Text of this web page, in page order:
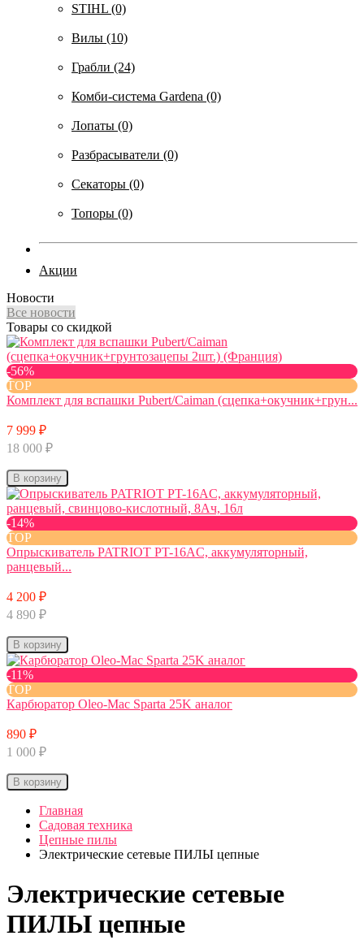
STIHL (0)
Вилы (10)
Грабли (24)
Комби-система Gardena (0)
Лопаты (0)
Разбрасыватели (0)
Секаторы (0)
Топоры (0)
Акции
Новости
Все новости
Товары со скидкой
-56%
TOP
Комплект для вспашки Pubert/Caiman (сцепка+окучник+грун...
7 999 ₽
18 000 ₽
В корзину
-14%
TOP
Опрыскиватель PATRIOT PT-16AC, аккумуляторный,
ранцевый...
4 200 ₽
4 890 ₽
В корзину
-11%
TOP
Карбюратор Oleo-Mac Sparta 25K аналог
890 ₽
1 000 ₽
В корзину
Главная
Садовая техника
Цепные пилы
Электрические сетевые ПИЛЫ цепные
Электрические сетевые
ПИЛЫ цепные